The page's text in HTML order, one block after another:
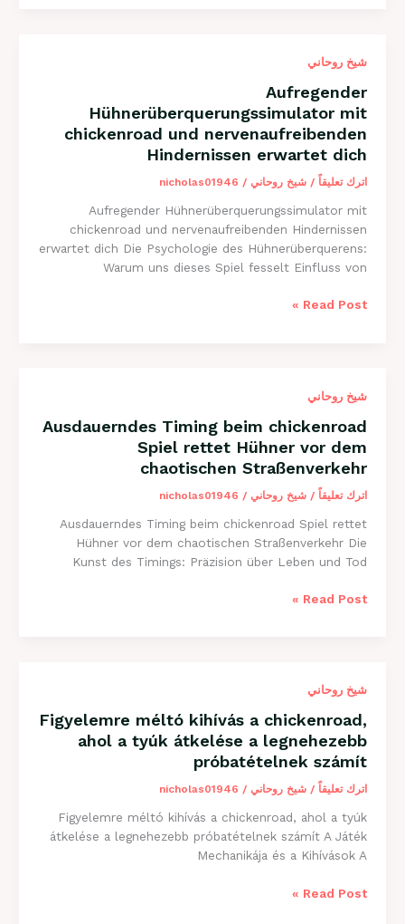
chickenroad,
adictivo
y
lleno
de
شيخ روحاني
Aufregender
Hühnerüberquerungssimulator mit
chickenroad und nervenaufreibenden
Hindernissen erwartet dich
اترك تعليقاً / شيخ روحاني/
nicholas01946
Aufregender Hühnerüberquerungssimulator mit
chickenroad und nervenaufreibenden Hindernissen
erwartet dich Die Psychologie des Hühnerüberquerens:
Warum uns dieses Spiel fesselt Einfluss von
Aufregender
nervenaufreibenden
Hindernissen
erwartet
dich
Read Post »
شيخ روحاني
Ausdauerndes Timing beim chickenroad
Spiel rettet Hühner vor dem
chaotischen Straßenverkehr
اترك تعليقاً / شيخ روحاني/
nicholas01946
Ausdauerndes Timing beim chickenroad Spiel rettet
Hühner vor dem chaotischen Straßenverkehr Die
Kunst des Timings: Präzision über Leben und Tod
Ausdauerndes
rettet
Hühner
vor
dem
chaotischen
Straßenverkehr
Read Post »
شيخ روحاني
Figyelemre méltó kihívás a chickenroad,
ahol a tyúk átkelése a legnehezebb
próbatételnek számít
اترك تعليقاً / شيخ روحاني/
nicholas01946
Figyelemre méltó kihívás a chickenroad, ahol a tyúk
átkelése a legnehezebb próbatételnek számít A Játék
Mechanikája és a Kihívások A
Figyelemre
Read Post »